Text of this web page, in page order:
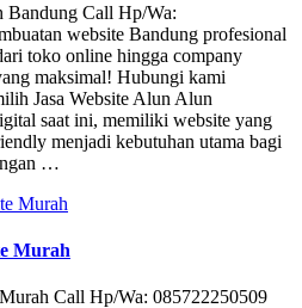
Bandung Call Hp/Wa:
website Bandung profesional
toko online hingga company
maksimal! Hubungi kami
Jasa Website Alun Alun
saat ini, memiliki website yang
menjadi kebutuhan utama bagi
…
Murah
Call Hp/Wa: 085722250509